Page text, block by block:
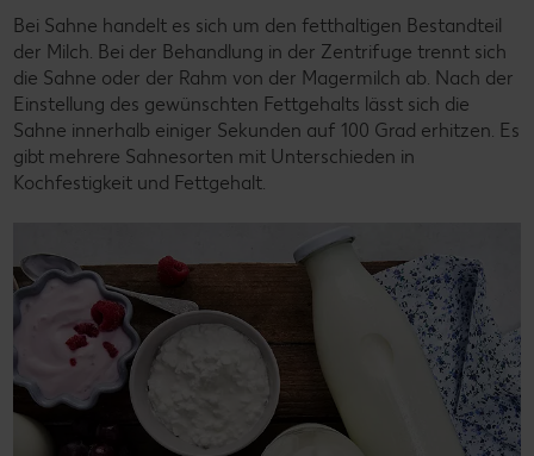
Bei Sahne handelt es sich um den fetthaltigen Bestandteil
der Milch. Bei der Behandlung in der Zentrifuge trennt sich
die Sahne oder der Rahm von der Magermilch ab. Nach der
Einstellung des gewünschten Fettgehalts lässt sich die
Sahne innerhalb einiger Sekunden auf 100 Grad erhitzen. Es
gibt mehrere Sahnesorten mit Unterschieden in
Kochfestigkeit und Fettgehalt.